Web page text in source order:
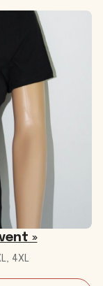
»
4XL